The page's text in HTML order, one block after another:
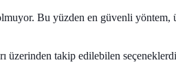
Bu yüzden en güvenli yöntem,
takip edilebilen